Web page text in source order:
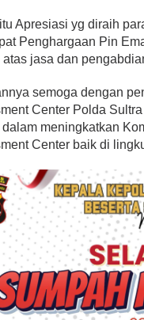
Apresiasi yg diraih
Penghargaan Pin
atas jasa dan
semoga dengan
Center Polda
meningkatkan
Center baik di